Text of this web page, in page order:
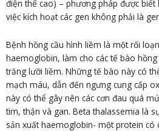
điện thế cao) – phương pháp được
việc kích hoạt các gen không phải là
Bệnh hồng cầu hình liềm là một rối
haemoglobin, làm cho các tế bào
trăng lưỡi liềm. Những tế bào này có
mạch máu, dẫn đến ngưng cung cấp
này có thể gây nên các cơn đau quá
tim, thận và gan. Beta thalassemia là
sản xuất haemoglobin- một protein có